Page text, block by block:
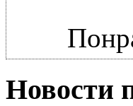
Новости